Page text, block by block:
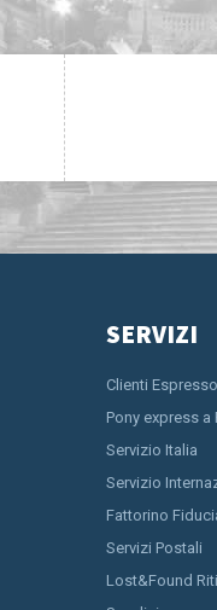
SERVIZI
Clienti
Pony express a
Servizio Italia
Servizio
Fattorino
Servizi Postali
Lost&Found